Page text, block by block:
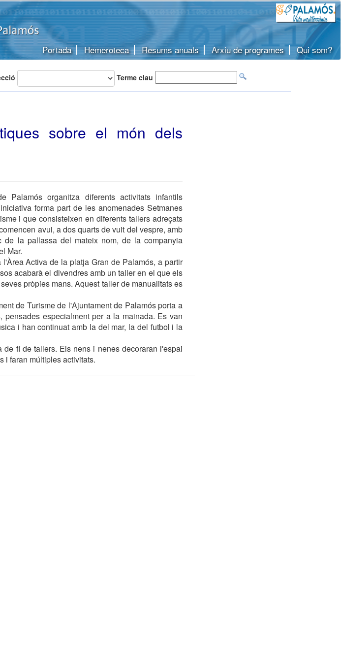
Portada Hemeroteca Resums anuals Arxiu de programes Qui som?
Terme clau
sobre el món dels
Palamós organitza diferents activitats infantils
forma part de les anomenades Setmanes
i que consisteixen en diferents tallers adreçats
avui, a dos quarts de vuit del vespre, amb
de la pallassa del mateix nom, de la companyia
Mar.
Activa de la platja Gran de Palamós, a partir
acabarà el divendres amb un taller en el que els
pròpies mans. Aquest taller de manualitats es
de Turisme de l'Ajuntament de Palamós porta a
pensades especialment per a la mainada. Es van
i han continuat amb la del mar, la del futbol i la
fí de tallers. Els nens i nenes decoraran l'espai
i faran múltiples activitats.